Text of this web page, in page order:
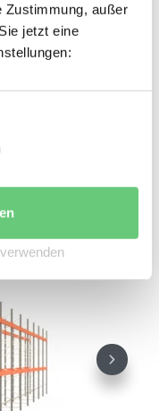
Zustimmung, außer
jetzt eine
Next